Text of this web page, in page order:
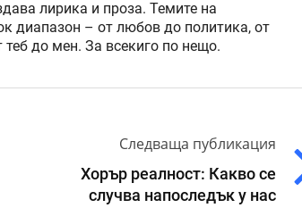
лирика и проза. Темите на
диапазон – от любов до политика, от
до мен. За всекиго по нещо.
Следваща публикация
Хорър реалност: Какво се
случва напоследък у нас